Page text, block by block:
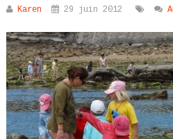
Karen 29 juin 2012